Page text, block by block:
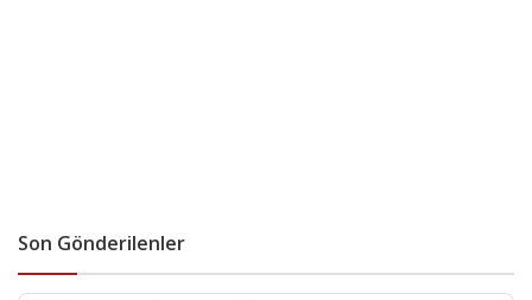
Son Gönderilenler